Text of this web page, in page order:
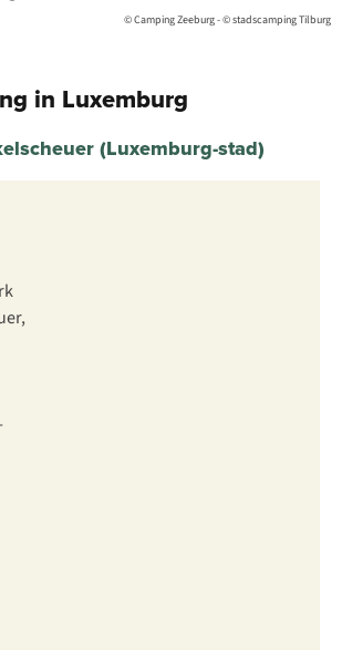
© Camping Zeeburg - © stadscamping Tilburg
in Luxemburg
(Luxemburg-stad)